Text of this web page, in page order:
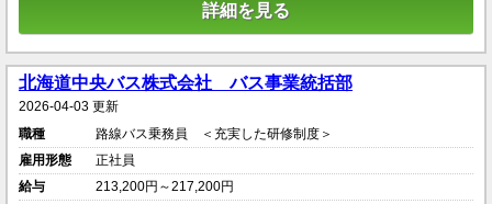
詳細を見る
北海道中央バス株式会社 バス事業統括部
2026-04-03 更新
職種
路線バス乗務員 ＜充実した研修制度＞
雇用形態
正社員
給与
213,200円～217,200円